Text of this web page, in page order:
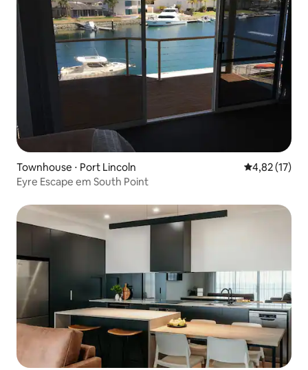
Townhouse ⋅ Port Lincoln 4,82 de uma
4,82 (17)
Eyre Escape em South Point